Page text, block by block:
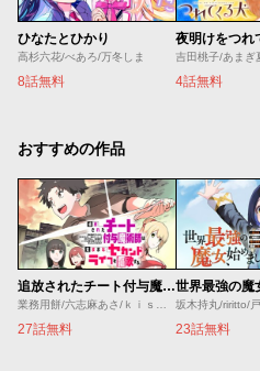
ひなたとひかり
高杉六花/べあろ/万冬しま
8話無料
夜明けをつれ
吉田桃子/あまぎ
4話無料
おすすめの作品
追放されたチート付与魔術師は気ままなセカンドライフを謳歌する。 ～俺は武器だけじゃなく、あらゆるものに『強化ポイント』を付与できるし、俺の意思でいつでも効果を解除できるけど、残った人たち大丈夫？～
業務用餅/六志麻あさ/ｋｉｓｕｉ
27話無料
坂木持丸/riritto/
23話無料